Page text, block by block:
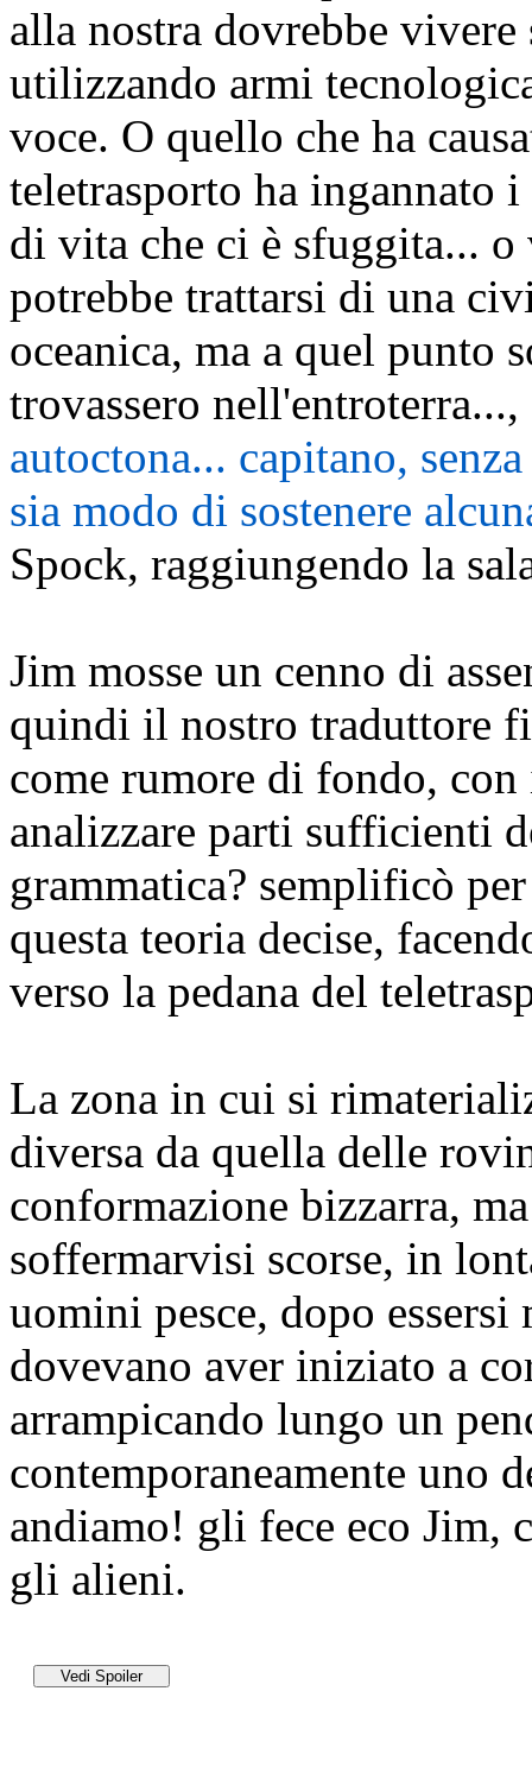
alla nostra dovrebbe
utilizzando armi
voce. O quello che ha
teletrasporto ha ingannato
di vita che ci è sfuggita...
potrebbe trattarsi di una
oceanica, ma a quel punto
trovassero nell'entroterra...,
autoctona... capitano,
sia modo di sostenere
Spock, raggiungendo la
Jim mosse un cenno di
quindi il nostro traduttore
come rumore di fondo,
analizzare parti sufficienti
grammatica? semplificò
questa teoria decise,
verso la pedana del
La zona in cui si
diversa da quella delle
conformazione bizzarra,
soffermarvisi scorse, in
uomini pesce, dopo
dovevano aver iniziato a
arrampicando lungo un
contemporaneamente uno
andiamo! gli fece eco Jim,
gli alieni.